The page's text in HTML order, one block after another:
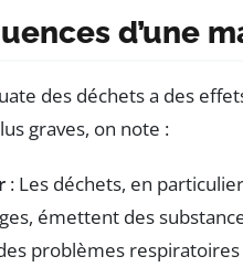
d’une
des déchets a des
graves, on note :
: Les déchets, en
émettent des
problèmes respiratoires